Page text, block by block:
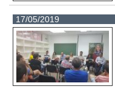
17/05/2019